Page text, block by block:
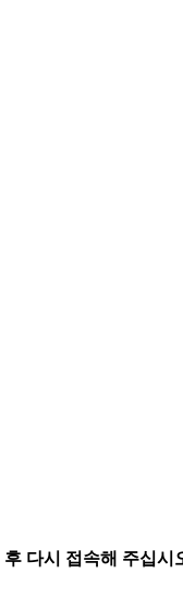
다시 접속해 주십시